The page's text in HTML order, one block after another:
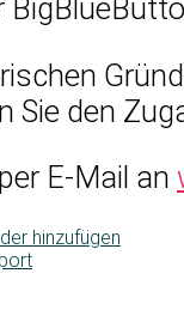
Sie den
per E-Mail an
hinzufügen